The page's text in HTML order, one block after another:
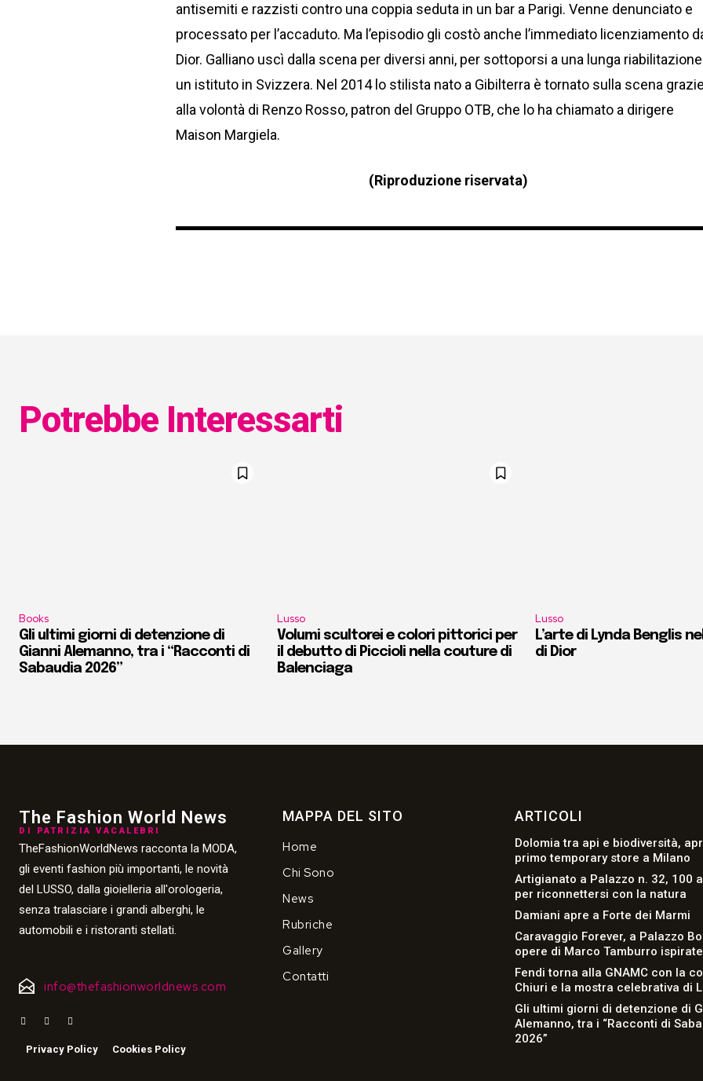
antisemiti e razzisti contro una coppia seduta in un bar a Parigi. Venne denunciato e
processato per l’accaduto. Ma l’episodio gli costò anche l’immediato licenziamento
Dior. Galliano uscì dalla scena per diversi anni, per sottoporsi a una lunga
un istituto in Svizzera. Nel 2014 lo stilista nato a Gibilterra è tornato sulla scena grazie
alla volontà di Renzo Rosso, patron del Gruppo OTB, che lo ha chiamato a dirigere
Maison Margiela.
(Riproduzione riservata)
Potrebbe Interessarti
Books
Gli ultimi giorni di detenzione di
Gianni Alemanno, tra i “Racconti di
Sabaudia 2026”
Lusso
Volumi scultorei e colori pittorici per
il debutto di Piccioli nella couture di
Balenciaga
Lusso
L’arte di Lynda Benglis
di Dior
The Fashion World News
DI PATRIZIA VACALEBRI
TheFashionWorldNews racconta la MODA,
gli eventi fashion più importanti, le novità
del LUSSO, dalla gioielleria all'orologeria,
senza tralasciare i grandi alberghi, le
automobili e i ristoranti stellati.
info@thefashionworldnews.com
Privacy Policy Cookies Policy
MAPPA DEL SITO
Home
Chi Sono
News
Rubriche
Gallery
Contatti
ARTICOLI
Dolomia tra api e biodiversità,
primo temporary store a Milano
Artigianato a Palazzo n. 32, 100
per riconnettersi con la natura
Damiani apre a Forte dei Marmi
Caravaggio Forever, a Palazzo
opere di Marco Tamburro
Fendi torna alla GNAMC con la
Chiuri e la mostra celebrativa di
Gli ultimi giorni di detenzione di
Alemanno, tra i “Racconti di
2026”